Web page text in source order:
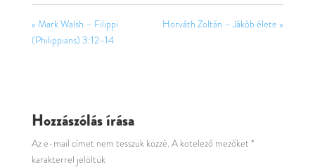
« Mark Walsh – Filippi
(Philippians) 3:12–14
Horváth Zoltán – Jákób élete »
Hozzászólás írása
Az e-mail címet nem tesszük közzé. A kötelező mezőket *
karakterrel jelöltük